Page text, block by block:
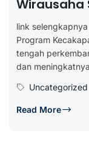
Wirausaha
link
Program
tengah
dan
Uncategorized
Read More